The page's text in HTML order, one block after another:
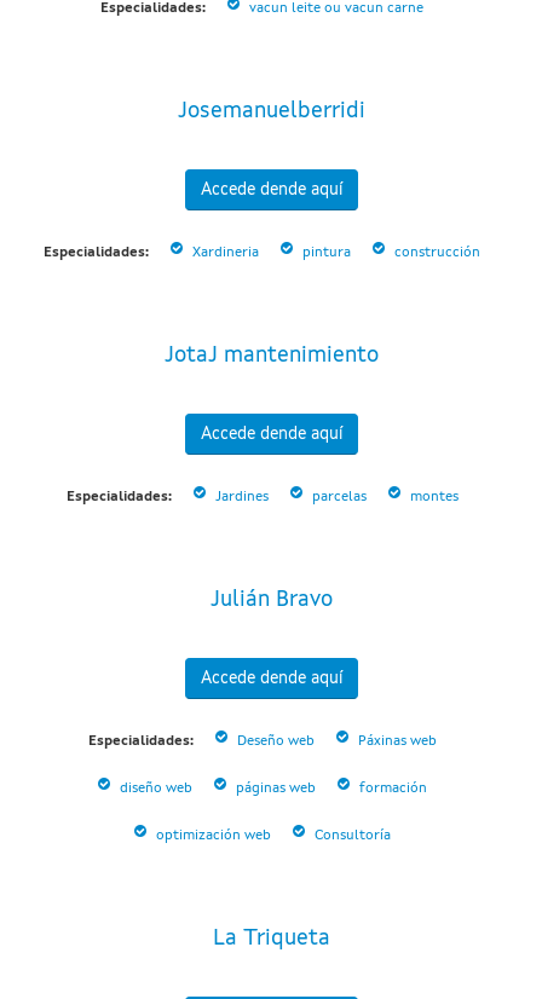
Especialidades: vacun leite ou vacun carne
Josemanuelberridi
Accede dende aquí
Especialidades: Xardineria pintura construcción
JotaJ mantenimiento
Accede dende aquí
Especialidades: Jardines parcelas montes
Julián Bravo
Accede dende aquí
Especialidades: Deseño web Páxinas web
diseño web páginas web formación
optimización web Consultoría
La Triqueta